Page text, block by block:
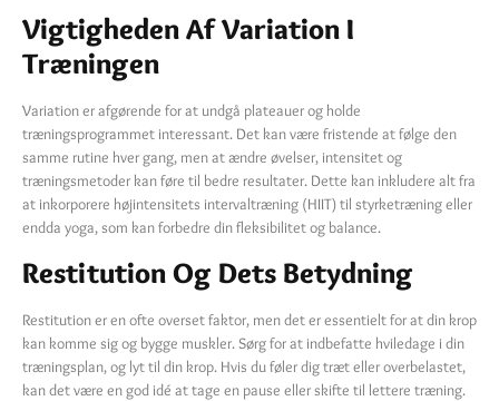
Vigtigheden Af Variation I
Træningen
Variation er afgørende for at undgå plateauer og holde
træningsprogrammet interessant. Det kan være fristende at følge den
samme rutine hver gang, men at ændre øvelser, intensitet og
træningsmetoder kan føre til bedre resultater. Dette kan inkludere alt fra
at inkorporere højintensitets intervaltræning (HIIT) til styrketræning eller
endda yoga, som kan forbedre din fleksibilitet og balance.
Restitution Og Dets Betydning
Restitution er en ofte overset faktor, men det er essentielt for at din krop
kan komme sig og bygge muskler. Sørg for at indbefatte hviledage i din
træningsplan, og lyt til din krop. Hvis du føler dig træt eller overbelastet,
kan det være en god idé at tage en pause eller skifte til lettere træning.